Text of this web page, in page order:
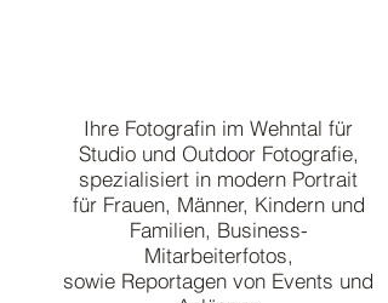
Ihre Fotografin im Wehntal für
Studio und Outdoor Fotografie,
spezialisiert in modern Portrait
für Frauen, Männer, Kindern und
Familien, Business-
Mitarbeiterfotos,
sowie Reportagen von Events und